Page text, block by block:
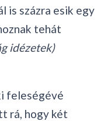
is százra esik egy
tehát
idézetek)
feleségévé
rá, hogy két